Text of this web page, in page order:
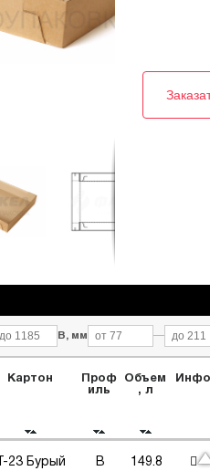
В, мм —
Картон
Проф
иль
Объем
, л
Инфо
Т-23 Бурый В 149.8